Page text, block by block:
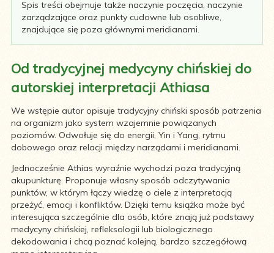
Spis treści obejmuje także naczynie poczęcia, naczynie
zarządzające oraz punkty cudowne lub osobliwe,
znajdujące się poza głównymi meridianami.
Od tradycyjnej medycyny chińskiej do
autorskiej interpretacji Athiasa
We wstępie autor opisuje tradycyjny chiński sposób patrzenia
na organizm jako system wzajemnie powiązanych
poziomów. Odwołuje się do energii, Yin i Yang, rytmu
dobowego oraz relacji między narządami i meridianami.
Jednocześnie Athias wyraźnie wychodzi poza tradycyjną
akupunkturę. Proponuje własny sposób odczytywania
punktów, w którym łączy wiedzę o ciele z interpretacją
przeżyć, emocji i konfliktów. Dzięki temu książka może być
interesująca szczególnie dla osób, które znają już podstawy
medycyny chińskiej, refleksologii lub biologicznego
dekodowania i chcą poznać kolejną, bardzo szczegółową